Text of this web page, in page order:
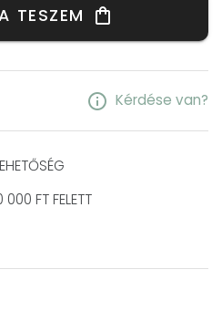
TESZEM shopping_bag
info Kérdése van?
FT FELETT